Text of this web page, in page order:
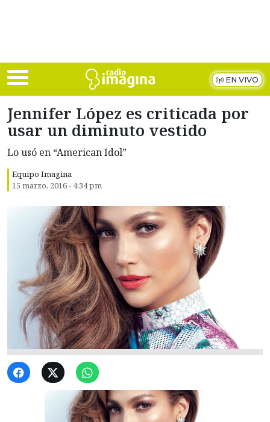
EN VIVO
Jennifer López es criticada por
usar un diminuto vestido
Lo usó en “American Idol”
Equipo Imagina
15 marzo, 2016 - 4:34 pm